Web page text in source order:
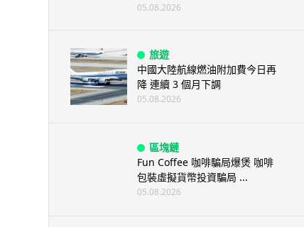
05.08.2026
旅遊
中國大陸航線燃油附加費今日再
降 連續 3 個月下調
05.08.2026
區塊鏈
Fun Coffee 咖啡騙局爆煲 咖啡
包裝虛擬貨幣投資騙局 ...
05.08.2026